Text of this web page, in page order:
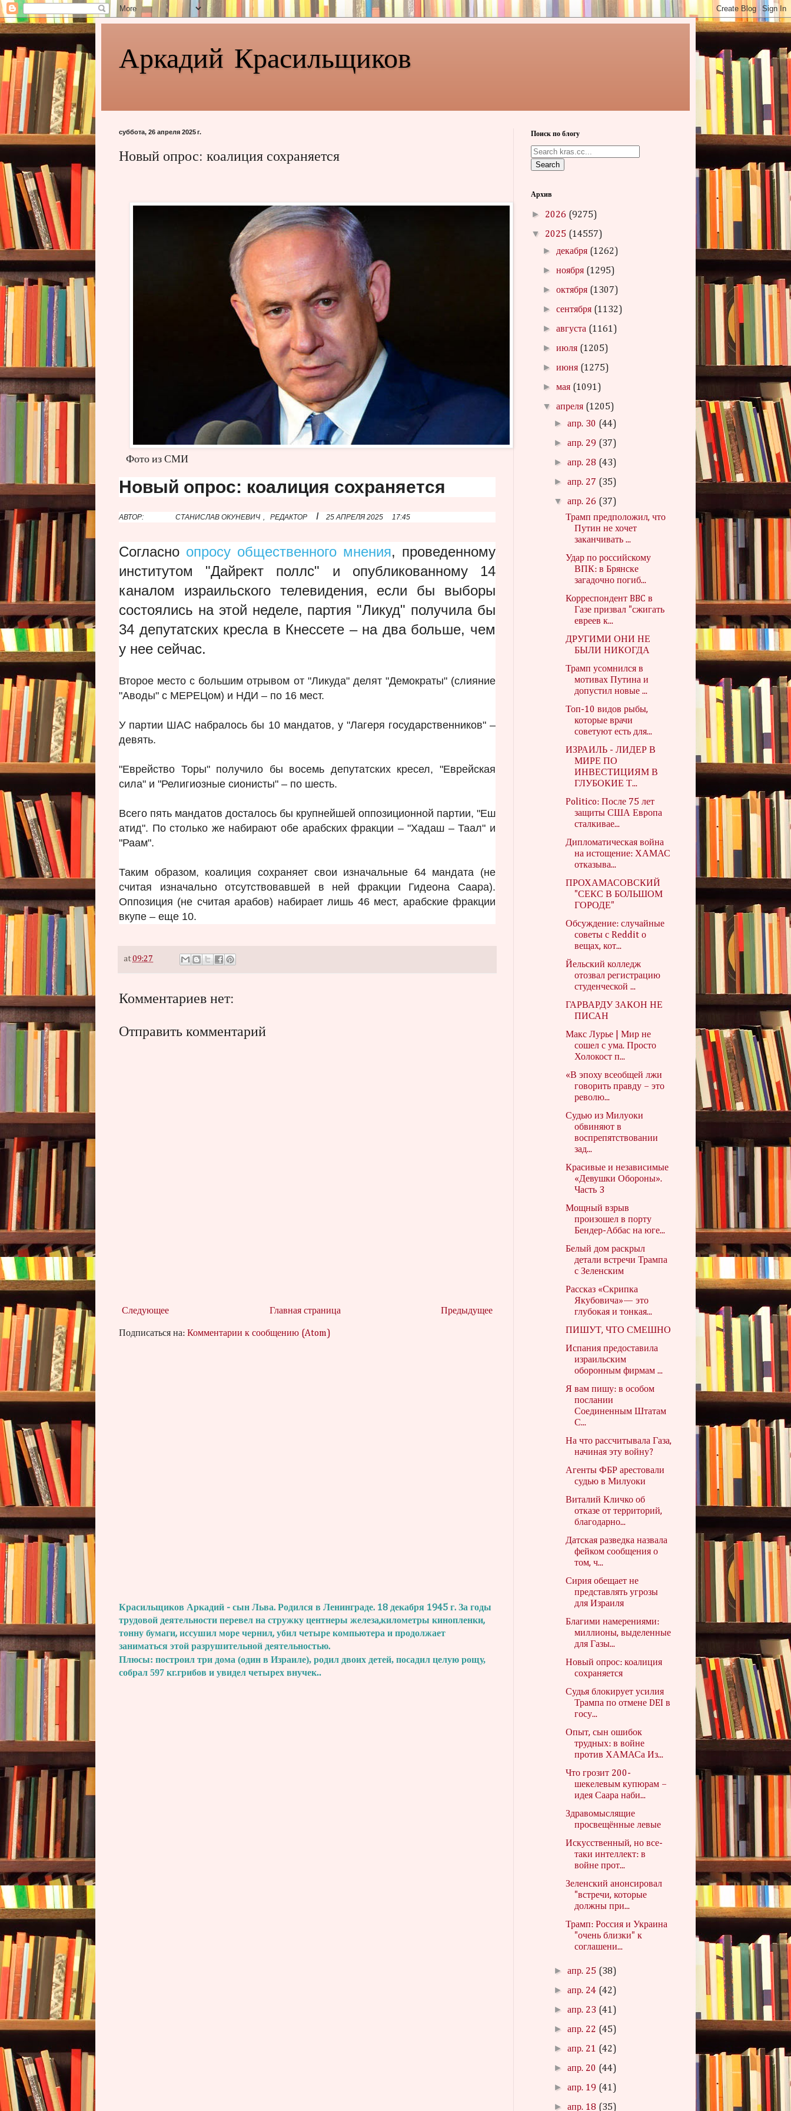
Аркадий Красильщиков
суббота, 26 апреля 2025 г.
Новый опрос: коалиция сохраняется
Фото из СМИ
Новый опрос: коалиция сохраняется
АВТОР: СТАНИСЛАВ ОКУНЕВИЧ РЕДАКТОР I 25 АПРЕЛЯ 2025 17:45
Согласно опросу общественного мнения, проведенному
институтом "Дайрект поллс" и опубликованному 14
каналом израильского телевидения, если бы выборы
состоялись на этой неделе, партия "Ликуд" получила бы
34 депутатских кресла в Кнессете – на два больше, чем
у нее сейчас.
Второе место с большим отрывом от "Ликуда" делят "Демократы" (слияние
"Аводы" с МЕРЕЦом) и НДИ – по 16 мест.
У партии ШАС набралось бы 10 мандатов, у "Лагеря государственников" –
девять.
"Еврейство Торы" получило бы восемь депутатских кресел, "Еврейская
сила" и "Религиозные сионисты" – по шесть.
Всего пять мандатов досталось бы крупнейшей оппозиционной партии, "Еш
атид". По столько же набирают обе арабских фракции – "Хадаш – Таал" и
"Раам".
Таким образом, коалиция сохраняет свои изначальные 64 мандата (не
считая изначально отсутствовавшей в ней фракции Гидеона Саара).
Оппозиция (не считая арабов) набирает лишь 46 мест, арабские фракции
вкупе – еще 10.
at09:27
Комментариев нет:
Отправить комментарий
Следующее Предыдущее
Главная страница
Подписаться на: Комментарии к сообщению (Atom)
Красильщиков Аркадий - сын Льва. Родился в Ленинграде. 18 декабря 1945 г. За годы
трудовой деятельности перевел на стружку центнеры железа,километры кинопленки,
тонну бумаги, иссушил море чернил, убил четыре компьютера и продолжает
заниматься этой разрушительной деятельностью.
Плюсы: построил три дома (один в Израиле), родил двоих детей, посадил целую рощу,
собрал 597 кг.грибов и увидел четырех внучек..
Поиск по блогу
Search
Архив
► 2026 (9275)
▼ 2025 (14557)
► декабря (1262)
►ноября (1295)
►октября (1307)
►сентября (1132)
►августа (1161)
►июля (1205)
►июня (1275)
►мая (1091)
▼апреля (1205)
►апр. 30 (44)
►апр. 29 (37)
►апр. 28 (43)
►апр. 27 (35)
▼апр. 26 (37)
Трамп предположил, что
Путин не хочет
заканчивать ...
Удар по российскому
ВПК: в Брянске
загадочно погиб...
Корреспондент BBC в
Газе призвал "сжигать
евреев к...
ДРУГИМИ ОНИ НЕ
БЫЛИ НИКОГДА
Трамп усомнился в
мотивах Путина и
допустил новые ...
Топ-10 видов рыбы,
которые врачи
советуют есть для...
ИЗРАИЛЬ - ЛИДЕР В
МИРЕ ПО
ИНВЕСТИЦИЯМ В
ГЛУБОКИЕ Т...
Politico: После 75 лет
защиты США Европа
сталкивае...
Дипломатическая война
на истощение: ХАМАС
отказыва...
ПРОХАМАСОВСКИЙ
"СЕКС В БОЛЬШОМ
ГОРОДЕ"
Обсуждение: случайные
советы с Reddit о
вещах, кот...
Йельский колледж
отозвал регистрацию
студенческой ...
ГАРВАРДУ ЗАКОН НЕ
ПИСАН
Макс Лурье | Мир не
сошел с ума. Просто
Холокост п...
«В эпоху всеобщей лжи
говорить правду – это
револю...
Судью из Милуоки
обвиняют в
воспрепятствовании
зад...
Красивые и независимые
«Девушки Обороны».
Часть 3
Мощный взрыв
произошел в порту
Бендер-Аббас на юге...
Белый дом раскрыл
детали встречи Трампа
с Зеленским
Рассказ «Скрипка
Якубовича»— это
глубокая и тонкая...
ПИШУТ, ЧТО СМЕШНО
Испания предоставила
израильским
оборонным фирмам ...
Я вам пишу: в особом
послании
Соединенным Штатам
С...
На что рассчитывала Газа,
начиная эту войну?
Агенты ФБР арестовали
судью в Милуоки
Виталий Кличко об
отказе от территорий,
благодарно...
Датская разведка назвала
фейком сообщения о
том, ч...
Сирия обещает не
представлять угрозы
для Израиля
Благими намерениями:
миллионы, выделенные
для Газы...
Новый опрос: коалиция
сохраняется
Судья блокирует усилия
Трампа по отмене DEI в
госу...
Опыт, сын ошибок
трудных: в войне
против ХАМАСа Из...
Что грозит 200-
шекелевым купюрам –
идея Саара наби...
Здравомыслящие
просвещённые левые
Искусственный, но все-
таки интеллект: в
войне прот...
Зеленский анонсировал
"встречи, которые
должны при...
Трамп: Россия и Украина
"очень близки" к
соглашени...
►апр. 25 (38)
►апр. 24 (42)
►апр. 23 (41)
►апр. 22 (45)
►апр. 21 (42)
►апр. 20 (44)
►апр. 19 (41)
►апр. 18 (35)